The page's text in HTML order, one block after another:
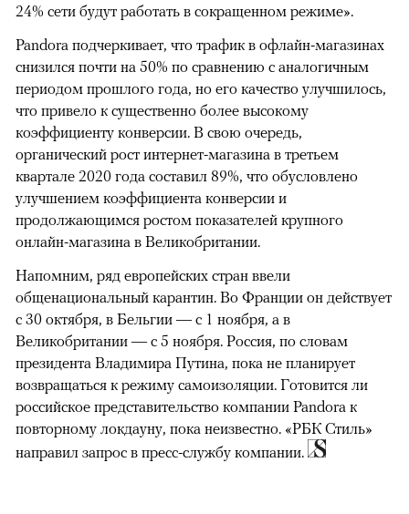
24% сети будут работать в сокращенном режиме».
Pandora подчеркивает, что трафик в офлайн-магазинах
снизился почти на 50% по сравнению с аналогичным
периодом прошлого года, но его качество улучшилось,
что привело к существенно более высокому
коэффициенту конверсии. В свою очередь,
органический рост интернет-магазина в третьем
квартале 2020 года составил 89%, что обусловлено
улучшением коэффициента конверсии и
продолжающимся ростом показателей крупного
онлайн-магазина в Великобритании.
Напомним, ряд европейских стран ввели
общенациональный карантин. Во Франции он действует
с 30 октября, в Бельгии — с 1 ноября, а в
Великобритании — с 5 ноября. Россия, по словам
президента Владимира Путина, пока не планирует
возвращаться к режиму самоизоляции. Готовится ли
российское представительство компании Pandora к
повторному локдауну, пока неизвестно. «РБК Стиль»
направил запрос в пресс-службу компании.